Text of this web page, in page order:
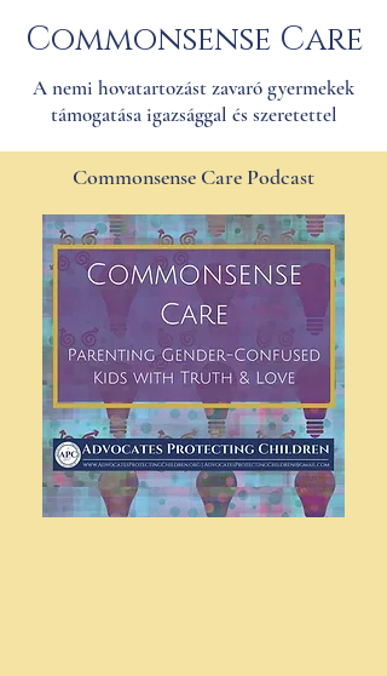
Commonsense Care
A nemi hovatartozást zavaró gyermekek
támogatása igazsággal és szeretettel
Commonsense Care Podcast